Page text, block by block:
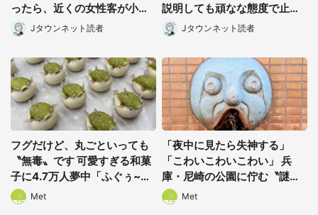
ったら、近くの女性客が小さ
な声で(千葉県・10代女性)
Jタウンネット読者
説明しても頑なな態度で止め
られ(北海道・50代女性)
Jタウンネット読者
フグだけど、丸ごといっても
〝無毒〟です 可愛すぎる和菓
子に4.7万人夢中「ふぐぅ~」
「職人の技ですね」
Met
「夜中に見たら失神する」
「こわいこわいこわい」 兵
庫・尼崎の公園に佇む〝謎す
ぎる顔〟に1.3万人戦慄
Met